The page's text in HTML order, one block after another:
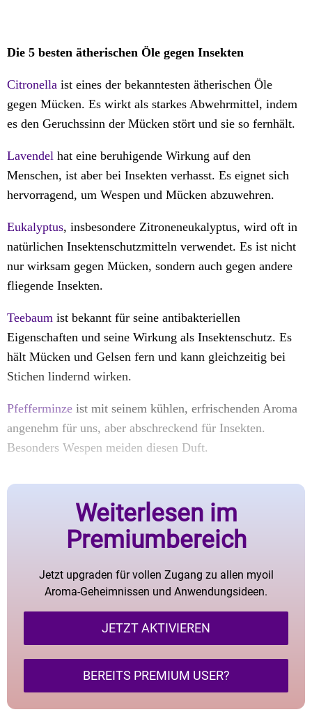
Die 5 besten ätherischen Öle gegen Insekten
Citronella ist eines der bekanntesten ätherischen Öle
gegen Mücken. Es wirkt als starkes Abwehrmittel, indem
es den Geruchssinn der Mücken stört und sie so fernhält.
Lavendel hat eine beruhigende Wirkung auf den
Menschen, ist aber bei Insekten verhasst. Es eignet sich
hervorragend, um Wespen und Mücken abzuwehren.
Eukalyptus, insbesondere Zitroneneukalyptus, wird oft in
natürlichen Insektenschutzmitteln verwendet. Es ist nicht
nur wirksam gegen Mücken, sondern auch gegen andere
fliegende Insekten.
Teebaum ist bekannt für seine antibakteriellen
Eigenschaften und seine Wirkung als Insektenschutz. Es
hält Mücken und Gelsen fern und kann gleichzeitig bei
Stichen lindernd wirken.
Pfefferminze ist mit seinem kühlen, erfrischenden Aroma
angenehm für uns, aber abschreckend für Insekten.
Besonders Wespen meiden diesen Duft.
Weiterlesen im
Premiumbereich
Jetzt upgraden für vollen Zugang zu allen myoil
Aroma-Geheimnissen und Anwendungsideen.
JETZT AKTIVIEREN
BEREITS PREMIUM USER?